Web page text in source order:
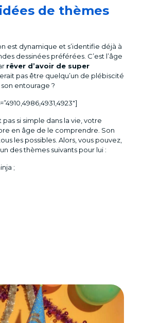
de thèmes
est dynamique et s’identifie déjà à
dessinées préférées. C’est l’âge
rêver d’avoir de super
pas être quelqu’un de plébiscité
entourage ?
si simple dans la vie, votre
en âge de le comprendre. Son
les possibles. Alors, vous pouvez,
des thèmes suivants pour lui :
;